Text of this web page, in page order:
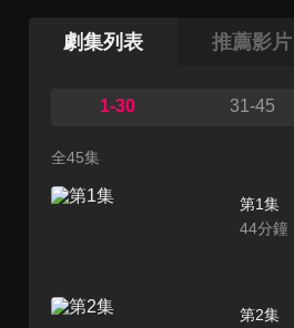
劇集列表 推薦影片
1-30 31-45
全45集
第1集
44分鐘
第2集